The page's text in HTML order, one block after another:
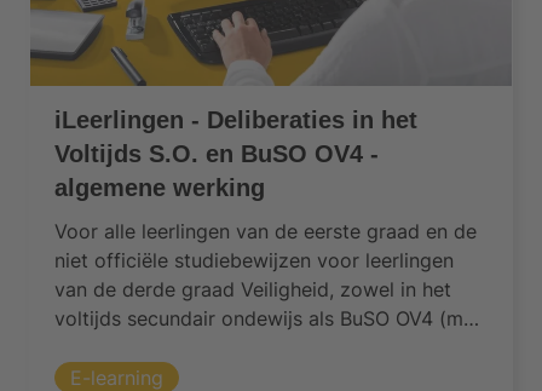
iLeerlingen - Deliberaties in het
Voltijds S.O. en BuSO OV4 -
algemene werking
Voor alle leerlingen van de eerste graad en de
niet officiële studiebewijzen voor leerlingen
van de derde graad Veiligheid, zowel in het
voltijds secundair ondewijs als BuSO OV4 (met
E-learning